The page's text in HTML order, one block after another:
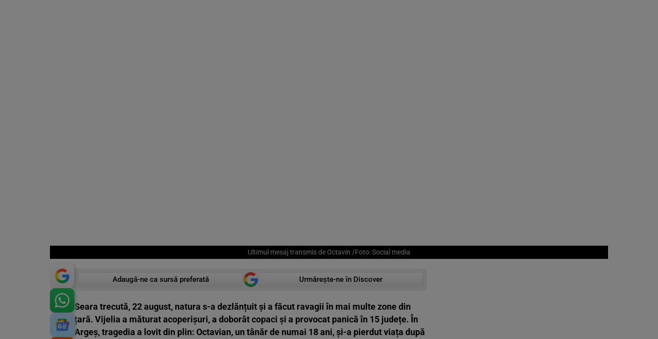
Ultimul mesaj transmis de Octavin /Foto: Social media
Adaugă-ne ca sursă preferată Urmărește-ne în Discover
Seara trecută, 22 august, natura s-a dezlănțuit și a făcut ravagii în mai multe zone din
țară. Vijelia a măturat acoperișuri, a doborât copaci și a provocat panică în 15 județe. În
Argeș, tragedia a lovit din plin: Octavian, un tânăr de numai 18 ani, și-a pierdut viața după